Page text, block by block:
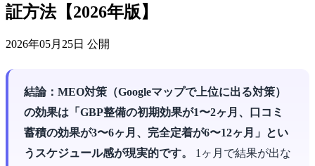
証方法【2026年版】
2026年05月25日 公開
結論：MEO対策（Googleマップで上位に出る対策）
の効果は「GBP整備の初期効果が1〜2ヶ月、口コミ
蓄積の効果が3〜6ヶ月、完全定着が6〜12ヶ月」とい
うスケジュール感が現実的です。
1ヶ月で結果が出な